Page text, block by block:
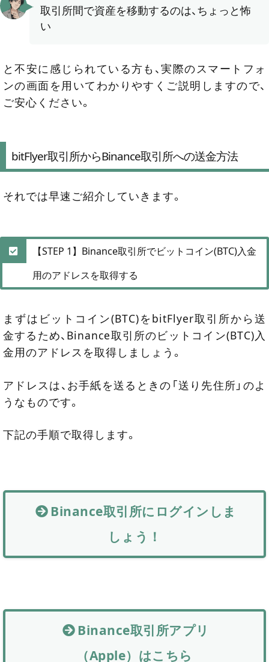
取引所間で資産を移動するのは、ちょっと怖
い
と不安に感じられている方も、実際のスマートフォ
ンの画面を用いてわかりやすくご説明しますので、
ご安心ください。
bitFlyer取引所からBinance取引所への送金方法
それでは早速ご紹介していきます。
【STEP 1】Binance取引所でビットコイン(BTC)入金
用のアドレスを取得する
まずはビットコイン(BTC)をbitFlyer取引所から送
金するため、Binance取引所のビットコイン(BTC)入
金用のアドレスを取得しましょう。
アドレスは、お手紙を送るときの「送り先住所」のよ
うなものです。
下記の手順で取得します。
Binance取引所にログインしま
しょう！
Binance取引所アプリ
（Apple）はこちら